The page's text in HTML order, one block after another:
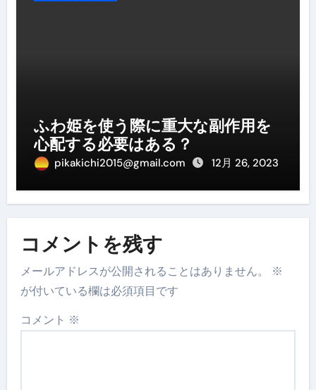
ふわ姫を使う際に重大な副作用を
心配する必要はある？
pikakichi2015@gmail.com 12月 26, 2023
コメントを残す
メールアドレスが公開されることはありません。
※
が付いている欄は必須項目です
コメント ※